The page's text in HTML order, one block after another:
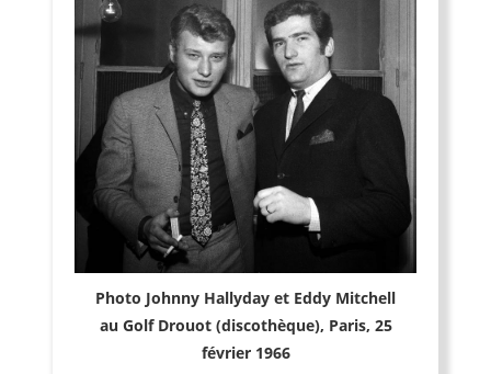
Photo Johnny Hallyday et Eddy Mitchell
au Golf Drouot (discothèque), Paris, 25
février 1966